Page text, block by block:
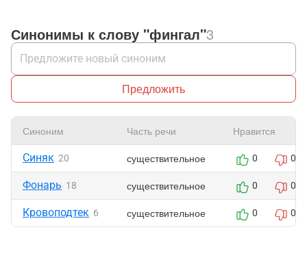
Синонимы к слову "фингал"3
Предложить
Синоним Часть речи Нравится
Синяк 20 существительное 0 0
Фонарь 18 существительное 0 0
Кровоподтек 6 существительное 0 0